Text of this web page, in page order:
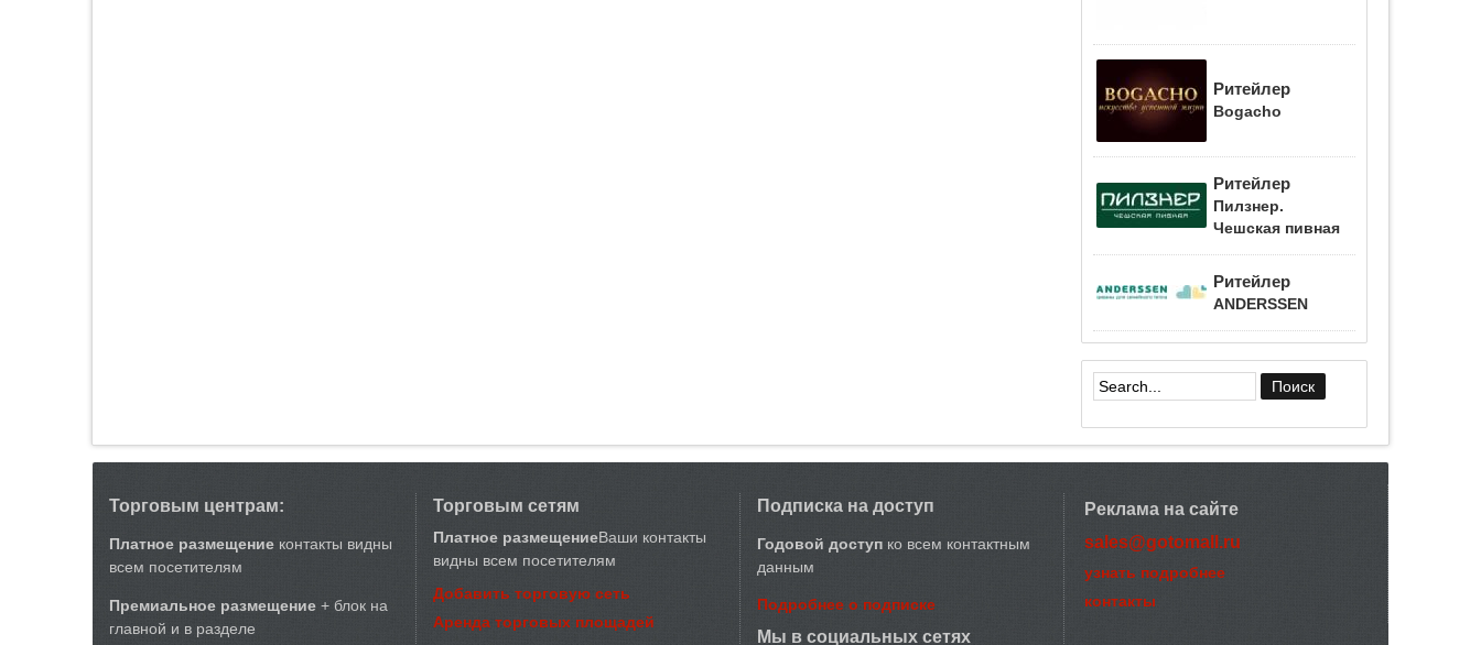
Ритейлер
Bogacho
Ритейлер
Пилзнер.
Чешская пивная
Ритейлер
ANDERSSEN
Форма поиска
Торговым центрам:
Платное размещение контакты видны
всем посетителям
Премиальное размещение + блок на
главной и в разделе
Торговым сетям
Платное размещениеВаши контакты
видны всем посетителям
Добавить торговую сеть
Аренда торговых площадей
Подписка на доступ
Годовой доступ ко всем контактным
данным
Подробнее о подписке
Мы в социальных сетях
Реклама на сайте
sales@gotomall.ru
узнать подробнее
контакты